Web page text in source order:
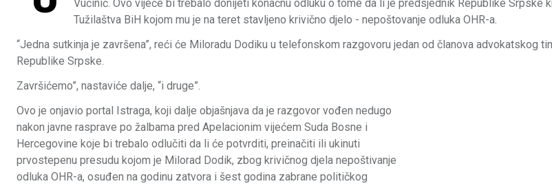
Vučinić. Ovo vijeće bi trebalo donijeti konačnu odluku o tome da li je predsjednik Republike Srpske
Tužilaštva BiH kojom mu je na teret stavljeno krivično djelo - nepoštovanje odluka OHR-a.
“Jedna sutkinja je završena”, reći će Miloradu Dodiku u telefonskom razgovoru jedan od članova advokatskog
Republike Srpske.
Završićemo”, nastaviće dalje, “i druge”.
Ovo je onjavio portal Istraga, koji dalje objašnjava da je razgovor vođen nedugo
nakon javne rasprave po žalbama pred Apelacionim vijećem Suda Bosne i
Hercegovine koje bi trebalo odlučiti da li će potvrditi, preinačiti ili ukinuti
prvostepenu presudu kojom je Milorad Dodik, zbog krivičnog djela nepoštivanje
odluka OHR-a, osuđen na godinu zatvora i šest godina zabrane političkog